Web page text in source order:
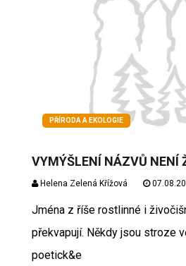
PŘÍRODA A EKOLOGIE
VYMÝŠLENÍ NÁZVŮ NENÍ
Helena Zelená Křížová
Jména z říše rostlinné i
překvapují. Někdy jsou stroze
poetick&e